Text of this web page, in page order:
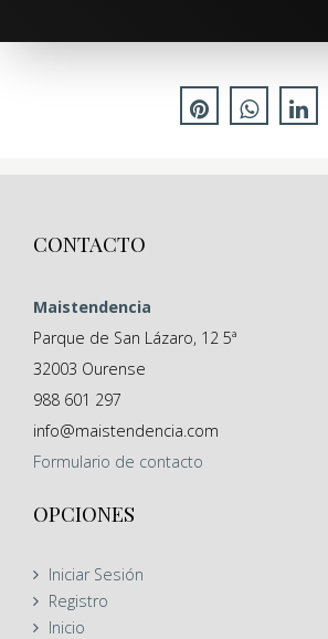
CONTACTO
Maistendencia
Parque de San Lázaro, 12 5ª
32003 Ourense
988 601 297
info@maistendencia.com
Formulario de contacto
OPCIONES
Iniciar Sesión
Registro
Inicio